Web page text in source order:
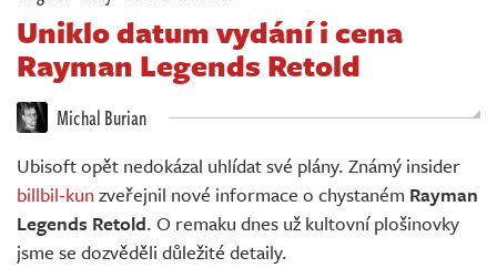
Databáze
Komunita
Redakce
Živě
Uniklo datum vydání i cena
Rayman Legends Retold
Michal Burian
Ubisoft opět nedokázal uhlídat své plány. Známý insider
billbil-kun zveřejnil nové informace o chystaném Rayman
Legends Retold. O remaku dnes už kultovní plošinovky
jsme se dozvěděli důležité detaily.